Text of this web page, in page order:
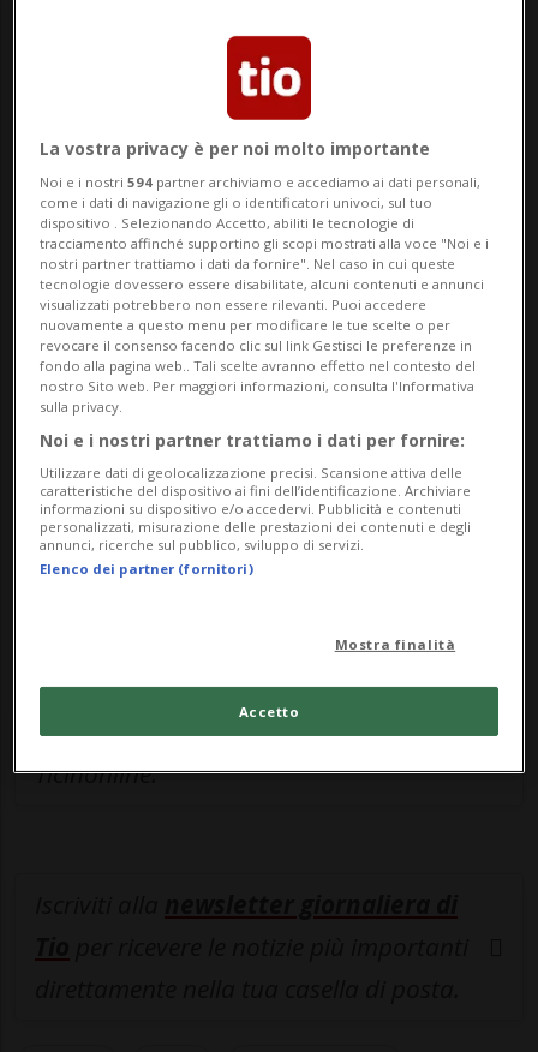
EDMONTON - Entra oggi nel vivo il viaggio
di papa Francesco in Canada, iniziato ieri
con l'arrivo a Edmonton, capoluogo della
provincia occidentale dell'Alberta. E già
oggi si entra in quello che è l'argomento
cruciale della visita: l'a...
🔐 Sblocca il nostro archivio
esclusivo!
Sottoscrivi un abbonamentoArchivioper
leggere questo articolo, oppure scegli
MyTioAboper accedere all'archivio e
navigare su sito e app senza pubblicità.
Entra nelcanale WhatsAppdi
Ticinonline.
La vostra privacy è per noi molto importante
Noi e i nostri594 partner archiviamo e accediamo ai dati personali,
come i dati di navigazione gli o identificatori univoci, sul tuo
dispositivo . Selezionando Accetto, abiliti le tecnologie di
tracciamento affinché supportino gli scopi mostrati alla voce "Noi e i
nostri partner trattiamo i dati da fornire". Nel caso in cui queste
tecnologie dovessero essere disabilitate, alcuni contenuti e annunci
visualizzati potrebbero non essere rilevanti. Puoi accedere
nuovamente a questo menu per modificare le tue scelte o per
revocare il consenso facendo clic sul link Gestisci le preferenze in
fondo alla pagina web.. Tali scelte avranno effetto nel contesto del
nostro Sito web. Per maggiori informazioni, consulta l'Informativa
sulla privacy.
Noi e i nostri partner trattiamo i dati per fornire:
Utilizzare dati di geolocalizzazione precisi. Scansione attiva delle
caratteristiche del dispositivo ai fini dell’identificazione. Archiviare
informazioni su dispositivo e/o accedervi. Pubblicità e contenuti
personalizzati, misurazione delle prestazioni dei contenuti e degli
annunci, ricerche sul pubblico, sviluppo di servizi.
Elenco dei partner (fornitori)
Mostra finalità
Accetto